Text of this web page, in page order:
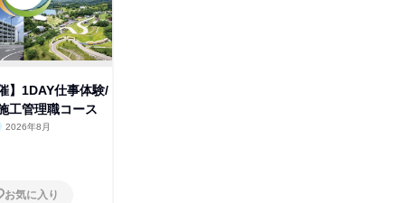
】1DAY仕事体験/
工管理職コース
2026年8月
お気に入り